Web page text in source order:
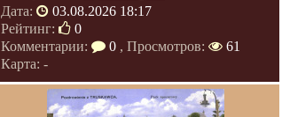
Дата:
03.08.2026 18:17
Рейтинг:
0
Комментарии:
0 , Просмотров:
61
Карта: -